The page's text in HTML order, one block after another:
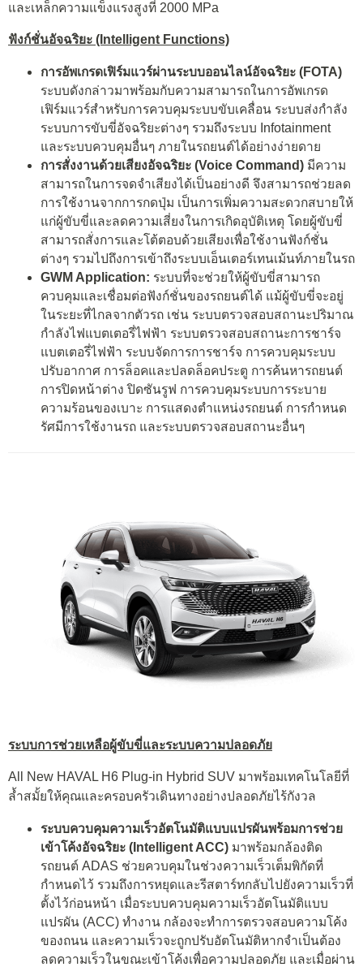
และเหล็กความแข็งแรงสูงที่ 2000 MPa
ฟังก์ชั่นอัจฉริยะ (Intelligent Functions)
การอัพเกรดเฟิร์มแวร์ผ่านระบบออนไลน์อัจฉริยะ (FOTA)
ระบบดังกล่าวมาพร้อมกับความสามารถในการอัพเกรด
เฟิร์มแวร์สำหรับการควบคุมระบบขับเคลื่อน ระบบส่งกำลัง
ระบบการขับขี่อัจฉริยะต่างๆ รวมถึงระบบ Infotainment
และระบบควบคุมอื่นๆ ภายในรถยนต์ได้อย่างง่ายดาย
การสั่งงานด้วยเสียงอัจฉริยะ (Voice Command) มีความ
สามารถในการจดจำเสียงได้เป็นอย่างดี จึงสามารถช่วยลด
การใช้งานจากการกดปุ่ม เป็นการเพิ่มความสะดวกสบายให้
แก่ผู้ขับขี่และลดความเสี่ยงในการเกิดอุบัติเหตุ โดยผู้ขับขี่
สามารถสั่งการและโต้ตอบด้วยเสียงเพื่อใช้งานฟังก์ชั่น
ต่างๆ รวมไปถึงการเข้าถึงระบบเอ็นเตอร์เทนเม้นท์ภายในรถ
GWM Application: ระบบที่จะช่วยให้ผู้ขับขี่สามารถ
ควบคุมและเชื่อมต่อฟังก์ชั่นของรถยนต์ได้ แม้ผู้ขับขี่จะอยู่
ในระยะที่ไกลจากตัวรถ เช่น ระบบตรวจสอบสถานะปริมาณ
กำลังไฟแบตเตอรี่ไฟฟ้า ระบบตรวจสอบสถานะการชาร์จ
แบตเตอรี่ไฟฟ้า ระบบจัดการการชาร์จ การควบคุมระบบ
ปรับอากาศ การล็อคและปลดล็อคประตู การค้นหารถยนต์
การปิดหน้าต่าง ปิดซันรูฟ การควบคุมระบบการระบาย
ความร้อนของเบาะ การแสดงตำแหน่งรถยนต์ การกำหนด
รัศมีการใช้งานรถ และระบบตรวจสอบสถานะอื่นๆ
ระบบการช่วยเหลือผู้ขับขี่และระบบความปลอดภัย
All New HAVAL H6 Plug-in Hybrid SUV มาพร้อมเทคโนโลยีที่
ล้ำสมั้ยให้คุณและครอบครัวเดินทางอย่างปลอดภัยไร้กังวล
ระบบควบคุมความเร็วอัตโนมัติแบบแปรผันพร้อมการช่วย
เข้าโค้งอัจฉริยะ ( Intelligent ACC) มาพร้อมกล้องติด
รถยนต์ ADAS ช่วยควบคุมในช่วงความเร็วเต็มพิกัดที่
กำหนดไว้ รวมถึงการหยุดและรีสตาร์ทกลับไปยังความเร็วที่
ตั้งไว้ก่อนหน้า เมื่อระบบควบคุมความเร็วอัตโนมัติแบบ
แปรผัน (ACC) ทำงาน กล้องจะทำการตรวจสอบความโค้ง
ของถนน และความเร็วจะถูกปรับอัตโนมัติหากจำเป็นต้อง
ลดความเร็วในขณะเข้าโค้งเพื่อความปลอดภัย และเมื่อผ่าน